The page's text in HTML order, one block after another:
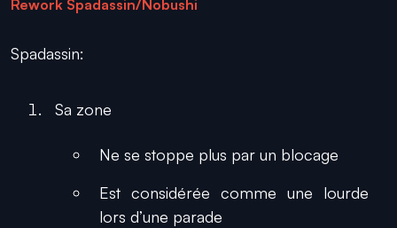
Rework Spadassin/Nobushi
Spadassin:
Sa zone
Ne se stoppe plus par un blocage
Est considérée comme une lourde
lors d’une parade